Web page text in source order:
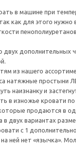
в машине при
как для этого нужно
дополнительных
из нашего
натяжные простыни
наизнанку и
в изножье кровати
продаются в
двух вариантах
с 1
ней нет «язычка».